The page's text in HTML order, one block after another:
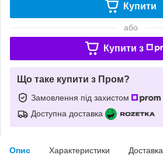
Купити
або
Купити з
Що таке купити з Пром?
Замовлення під захистом
Доступна доставка
Опис Характеристики Доставка